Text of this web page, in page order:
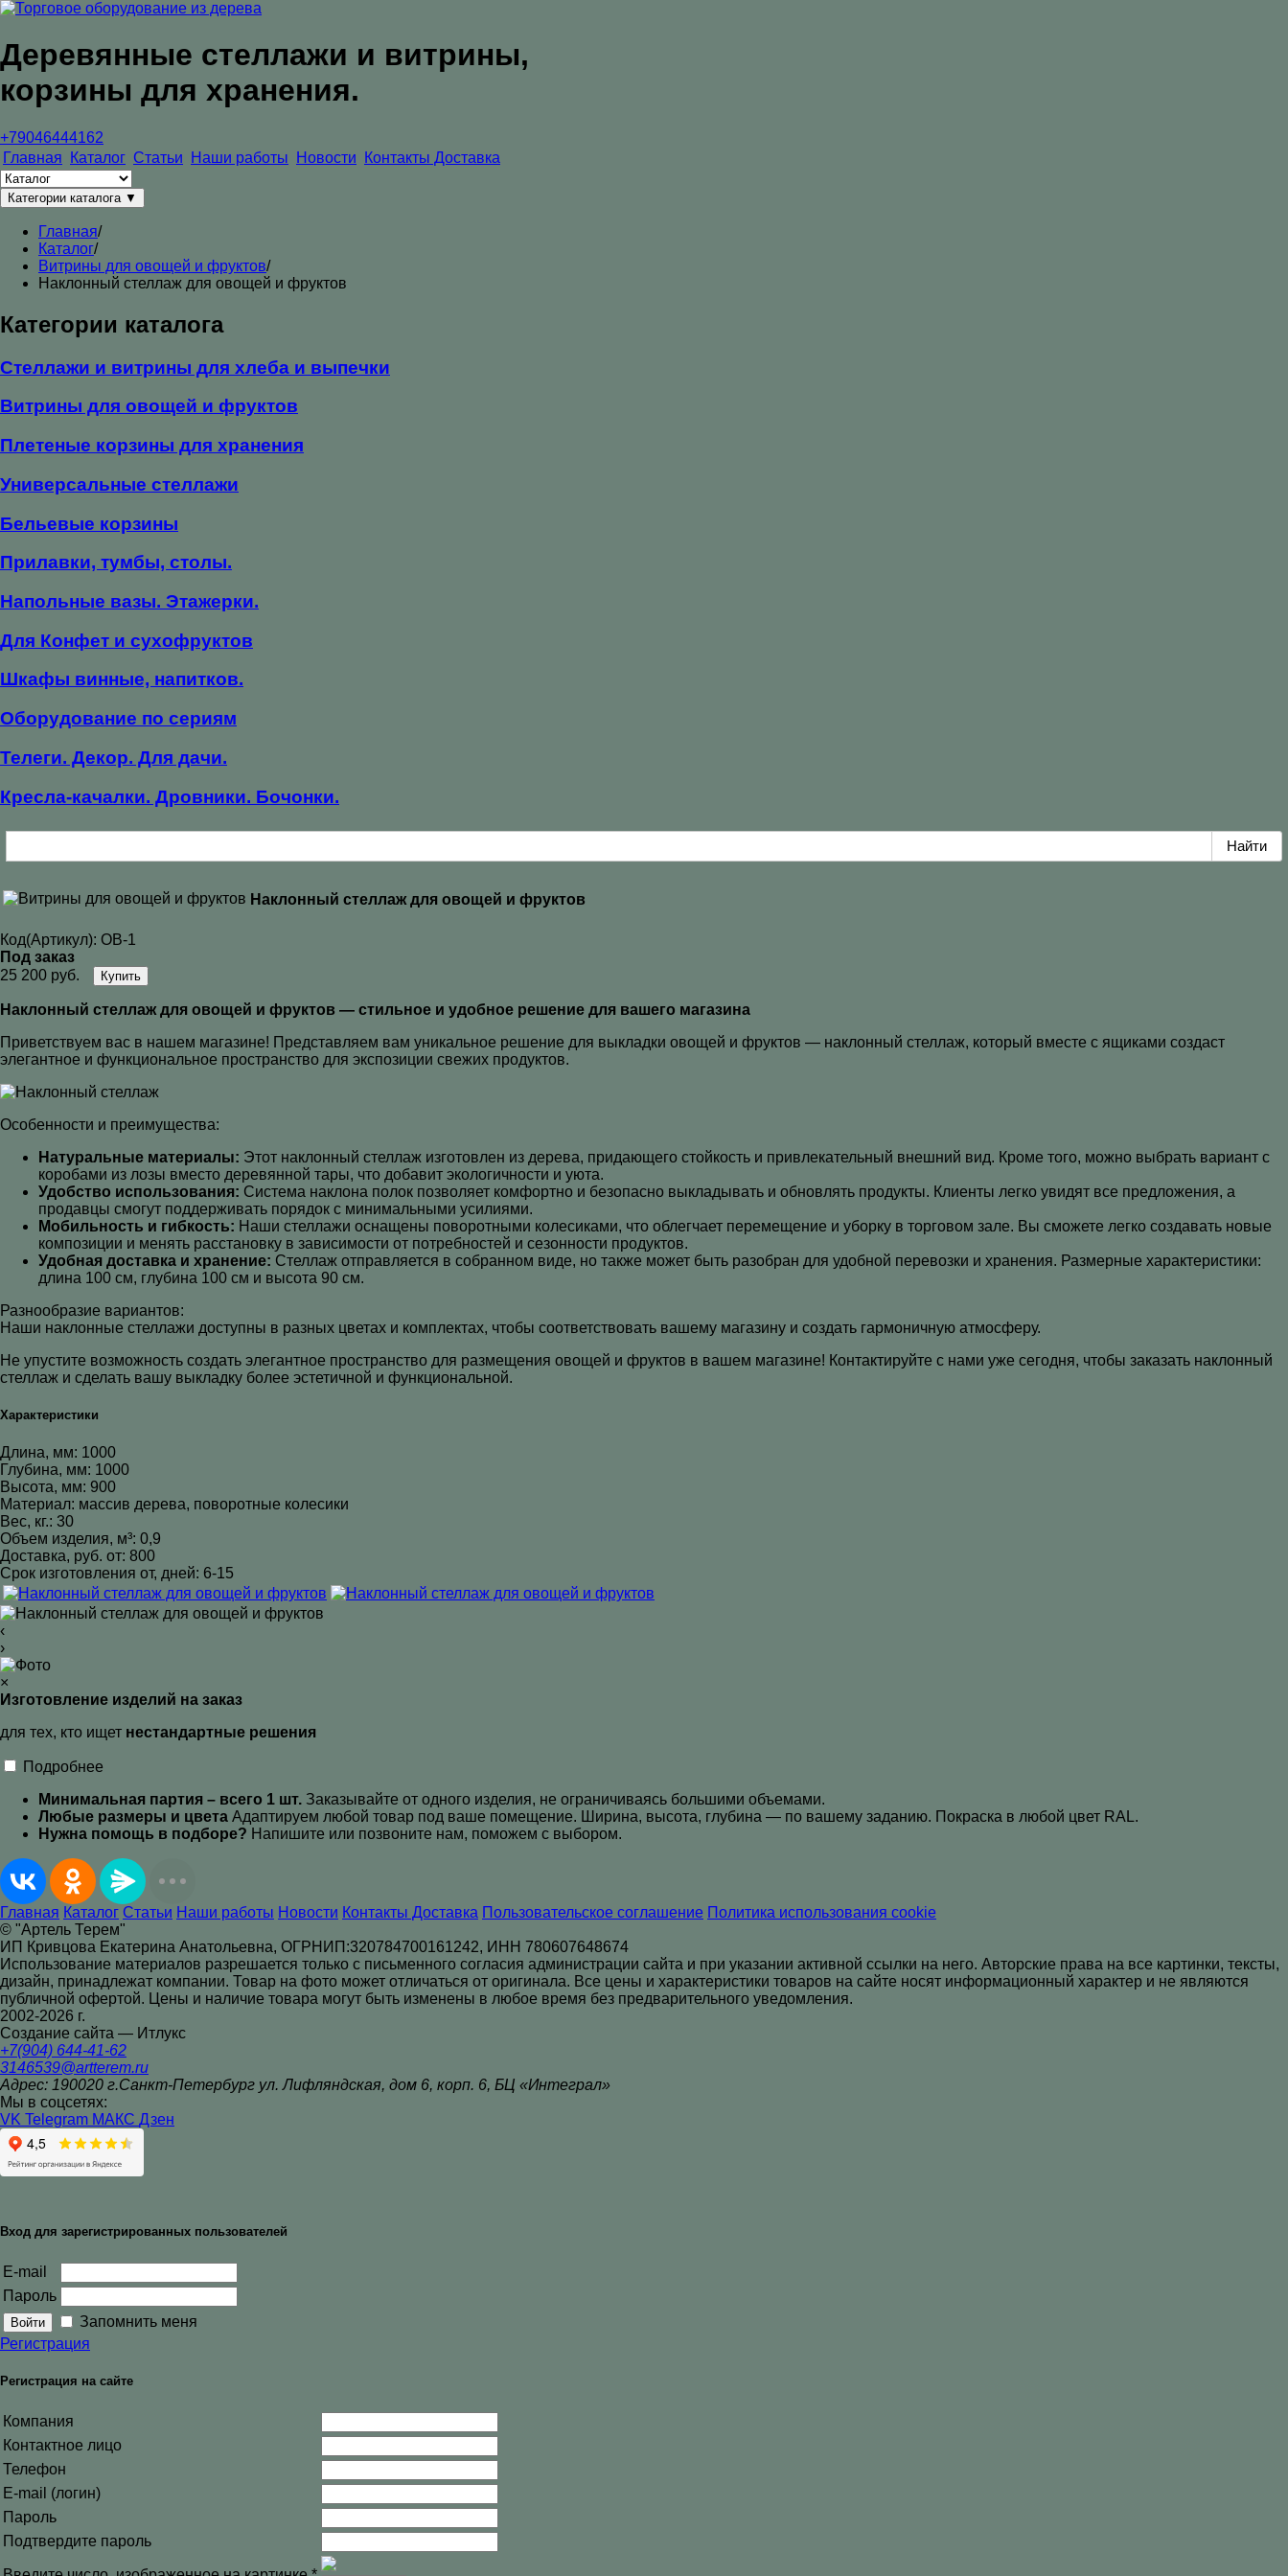
Деревянные стеллажи и витрины,
корзины для хранения.
+79046444162
Главная
Каталог Статьи Наши работы Новости Контакты Доставка
Категории каталога ▼
Главная/
Каталог/
Витрины для овощей и фруктов/
Наклонный стеллаж для овощей и фруктов
Категории каталога
Стеллажи и витрины для хлеба и выпечки
Витрины для овощей и фруктов
Плетеные корзины для хранения
Универсальные стеллажи
Бельевые корзины
Прилавки, тумбы, столы.
Напольные вазы. Этажерки.
Для Конфет и сухофруктов
Шкафы винные, напитков.
Оборудование по сериям
Телеги. Декор. Для дачи.
Кресла-качалки. Дровники. Бочонки.
Наклонный стеллаж для овощей и фруктов
Код(Артикул): ОВ-1
Под заказ
25 200 руб.
Купить
Наклонный стеллаж для овощей и фруктов — стильное и удобное решение для вашего магазина
Приветствуем вас в нашем магазине! Представляем вам уникальное решение для выкладки овощей и фруктов — наклонный стеллаж, который вместе с ящиками создаст
элегантное и функциональное пространство для экспозиции свежих продуктов.
Особенности и преимущества:
Натуральные материалы: Этот наклонный стеллаж изготовлен из дерева, придающего стойкость и привлекательный внешний вид. Кроме того, можно выбрать вариант с
коробами из лозы вместо деревянной тары, что добавит экологичности и уюта.
Удобство использования: Система наклона полок позволяет комфортно и безопасно выкладывать и обновлять продукты. Клиенты легко увидят все предложения, а
продавцы смогут поддерживать порядок с минимальными усилиями.
Мобильность и гибкость: Наши стеллажи оснащены поворотными колесиками, что облегчает перемещение и уборку в торговом зале. Вы сможете легко создавать новые
композиции и менять расстановку в зависимости от потребностей и сезонности продуктов.
Удобная доставка и хранение: Стеллаж отправляется в собранном виде, но также может быть разобран для удобной перевозки и хранения. Размерные характеристики:
длина 100 см, глубина 100 см и высота 90 см.
Разнообразие вариантов:
Наши наклонные стеллажи доступны в разных цветах и комплектах, чтобы соответствовать вашему магазину и создать гармоничную атмосферу.
Не упустите возможность создать элегантное пространство для размещения овощей и фруктов в вашем магазине! Контактируйте с нами уже сегодня, чтобы заказать наклонный
стеллаж и сделать вашу выкладку более эстетичной и функциональной.
Характеристики
Длина, мм: 1000
Глубина, мм: 1000
Высота, мм: 900
Материал: массив дерева, поворотные колесики
Вес, кг.: 30
Объем изделия, м³: 0,9
Доставка, руб. от: 800
Срок изготовления от, дней: 6-15
‹
›
×
Изготовление изделий на заказ
для тех, кто ищет нестандартные решения
Подробнее
Минимальная партия – всего 1 шт. Заказывайте от одного изделия, не ограничиваясь большими объемами.
Любые размеры и цвета Адаптируем любой товар под ваше помещение. Ширина, высота, глубина — по вашему заданию. Покраска в любой цвет RAL.
Нужна помощь в подборе? Напишите или позвоните нам, поможем с выбором.
Главная Каталог Статьи Наши работы Новости Контакты Доставка Пользовательское соглашение Политика использования cookie
© "Артель Терем"
ИП Кривцова Екатерина Анатольевна, ОГРНИП:320784700161242, ИНН 780607648674
Использование материалов разрешается только с письменного согласия администрации сайта и при указании активной ссылки на него. Авторские права на все картинки, тексты,
дизайн, принадлежат компании. Товар на фото может отличаться от оригинала. Все цены и характеристики товаров на сайте носят информационный характер и не являются
публичной офертой. Цены и наличие товара могут быть изменены в любое время без предварительного уведомления.
2002-2026 г.
Создание сайта — Итлукс
+7(904) 644-41-62
3146539@artterem.ru
Адрес: 190020 г.Санкт-Петербург ул. Лифляндская, дом 6, корп. 6, БЦ «Интеграл»
Мы в соцсетях:
VK Telegram МАКС Дзен
Вход для зарегистрированных пользователей
E-mail
Пароль
Запомнить меня
Регистрация
Регистрация на сайте
Компания
Контактное лицо
Телефон
E-mail (логин)
Пароль
Подтвердите пароль